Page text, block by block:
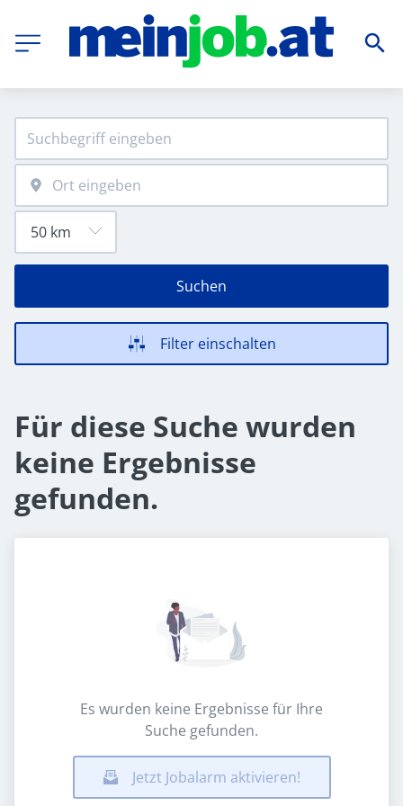
Suchen
Filter einschalten
Für diese Suche wurden
keine Ergebnisse
gefunden.
Es wurden keine Ergebnisse für Ihre
Suche gefunden.
Jetzt Jobalarm aktivieren!